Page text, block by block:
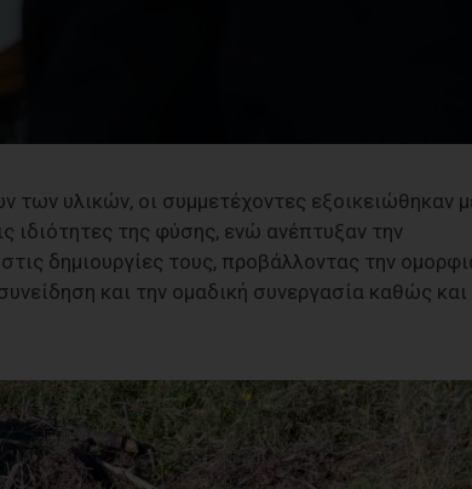
υλικών, οι συμμετέχοντες εξοικειώθηκαν
ιδιότητες της φύσης, ενώ ανέπτυξαν την
δημιουργίες τους, προβάλλοντας την
και την ομαδική συνεργασία καθώς και